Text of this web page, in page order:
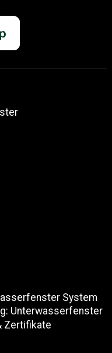
System
Unterwasserfenster
Zertifikate